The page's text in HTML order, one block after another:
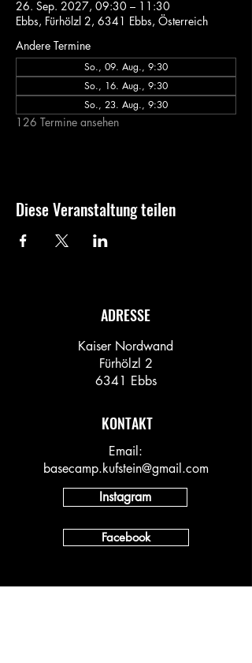
26. Sep. 2027, 09:30 – 11:30
Ebbs, Fürhölzl 2, 6341 Ebbs, Österreich
Andere Termine
So., 09. Aug., 9:30
So., 16. Aug., 9:30
So., 23. Aug., 9:30
126 Termine ansehen
Diese Veranstaltung teilen
ADRESSE
Kaiser Nordwand
Fürhölzl 2
6341 Ebbs
KONTAKT
Email:
basecamp.kufstein@gmail.com
Instagram
Facebook